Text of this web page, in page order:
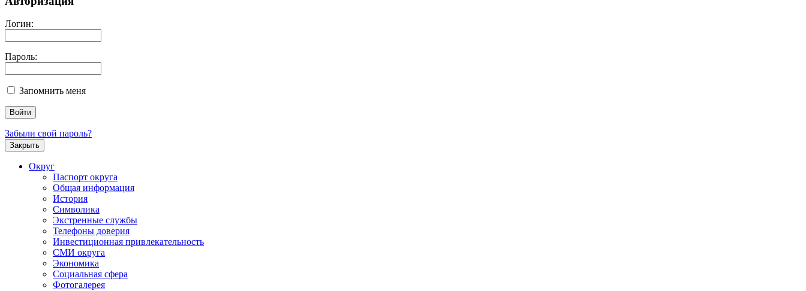
Логин:
Пароль:
Запомнить меня
Забыли свой пароль?
Закрыть
Округ
Паспорт округа
Общая информация
История
Символика
Экстренные службы
Телефоны доверия
Инвестиционная привлекательность
СМИ округа
Экономика
Социальная сфера
Фотогалерея